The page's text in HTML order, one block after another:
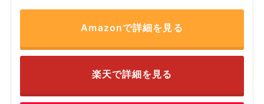
Amazonで詳細を見る
楽天で詳細を見る